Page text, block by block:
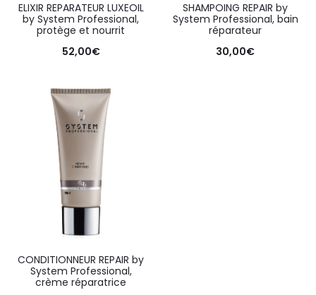
ELIXIR REPARATEUR LUXEOIL
by System Professional,
protège et nourrit
52,00€
SHAMPOING REPAIR by
System Professional, bain
réparateur
30,00€
CONDITIONNEUR REPAIR by
System Professional,
crème réparatrice